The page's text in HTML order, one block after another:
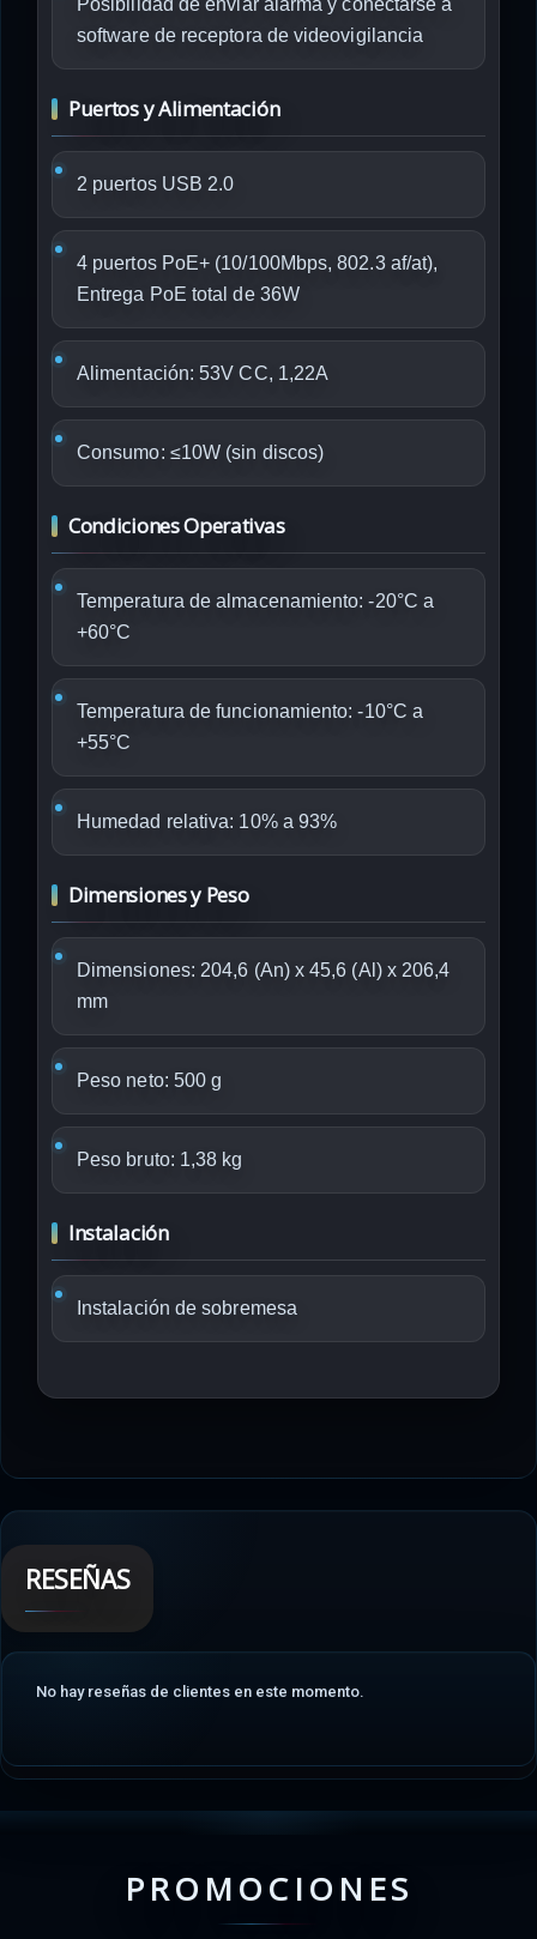
Posibilidad de enviar alarma y conectarse a
software de receptora de videovigilancia
Puertos y Alimentación
2 puertos USB 2.0
4 puertos PoE+ (10/100Mbps, 802.3 af/at),
Entrega PoE total de 36W
Alimentación: 53V CC, 1,22A
Consumo: ≤10W (sin discos)
Condiciones Operativas
Temperatura de almacenamiento: -20°C a
+60°C
Temperatura de funcionamiento: -10°C a
+55°C
Humedad relativa: 10% a 93%
Dimensiones y Peso
Dimensiones: 204,6 (An) x 45,6 (Al) x 206,4
mm
Peso neto: 500 g
Peso bruto: 1,38 kg
Instalación
Instalación de sobremesa
RESEÑAS
No hay reseñas de clientes en este momento.
PROMOCIONES